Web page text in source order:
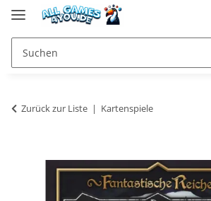
Zurück zur Liste Kartenspiele